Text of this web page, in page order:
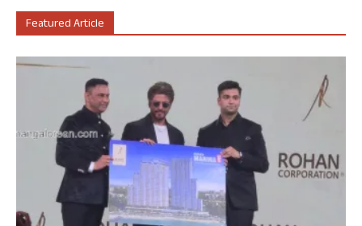
Featured Article